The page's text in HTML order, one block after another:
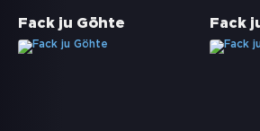
Fack ju Göhte Fack